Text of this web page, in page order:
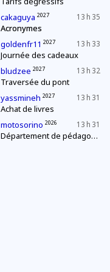
13 h 35
cakaguya 2027
Acronymes
13 h 33
goldenfr11 2027
Journée des cadeaux
13 h 32
bludzee 2027
Traversée du pont
13 h 31
yassmineh 2027
Achat de livres
13 h 31
motosorino 2026
Département de pédagogie : le « c'est plus, c'est moins »